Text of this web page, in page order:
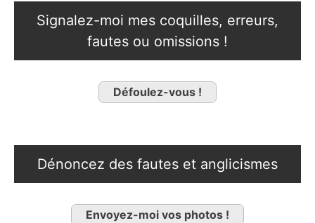
Signalez-moi mes coquilles, erreurs,
fautes ou omissions !
Défoulez-vous !
Dénoncez des fautes et anglicismes
Envoyez-moi vos photos !